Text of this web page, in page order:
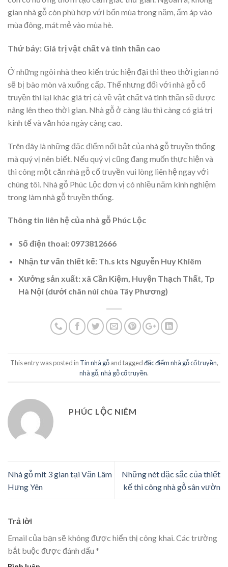
gian nhà gỗ còn phù hợp với bốn mùa trong năm, ấm áp vào
mùa đông, mát mẻ vào mùa hè.
Thứ bảy: Giá trị vật chất và tinh thần cao
Ở những ngôi nhà theo kiến trúc hiện đại thì theo thời gian nó
sẽ bị bào mòn và xuống cấp. Thế nhưng đối với nhà gỗ cổ
truyền thì lại khác giá trị cả về vật chất và tinh thần sẽ được
nâng lên theo thời gian. Nhà gỗ ở càng lâu thì càng có giá trị
kinh tế và văn hóa ngày càng cao.
Trên đây là những đặc điểm nổi bật của nhà gỗ truyền thống
mà quý vị nên biết. Nếu quý vị cũng đang muốn thực hiện và
thi công một căn nhà gỗ cổ truyền vui lòng liên hệ ngay với
chúng tôi. Nhà gỗ Phúc Lộc đơn vị có nhiều năm kinh nghiệm
trong làm nhà gỗ truyền thống.
Thông tin liên hệ của nhà gỗ Phúc Lộc
Số điện thoai: 0973812666
Nhận tư vấn thiết kế: Th.s kts Nguyễn Huy Khiêm
Xưởng sản xuất: xã Cần Kiệm, Huyện Thạch Thất, Tp
Hà Nội (dưới chân núi chùa Tây Phương)
This entry was posted in Tin nhà gỗand taggedđặc điểm nhà gỗ cổ truyền,
nhà gỗ,nhà gỗ cổ truyền.
PHÚC LỘC NIÊM
Nhà gỗ mít 3 gian tại Văn Lâm
Hưng Yên
Những nét đặc sắc của thiết
kế thi công nhà gỗ sân vườn
Trả lời
Email của bạn sẽ không được hiển thị công khai.Các trường
bắt buộc được đánh dấu *